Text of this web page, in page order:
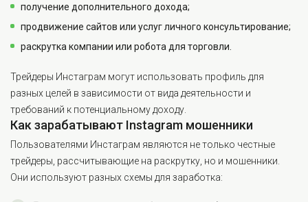
получение дополнительного дохода;
продвижение сайтов или услуг личного консультирование;
раскрутка компании или робота для торговли.
Трейдеры Инстаграм могут использовать профиль для
разных целей в зависимости от вида деятельности и
требований к потенциальному доходу.
Как зарабатывают Instagram мошенники
Пользователями Инстаграм являются не только честные
трейдеры, рассчитывающие на раскрутку, но и мошенники.
Они используют разных схемы для заработка: